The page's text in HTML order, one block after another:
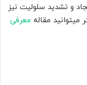
و تشدید سلولیت نیز
مقاله معرفی